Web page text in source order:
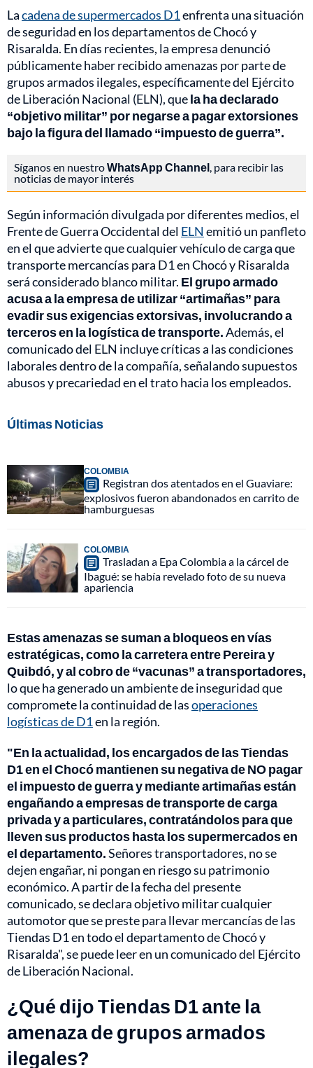
Lacadena de supermercados D1enfrenta una situación
de seguridad en los departamentos de Chocó y
Risaralda. En días recientes, la empresa denunció
públicamente haber recibido amenazas por parte de
grupos armados ilegales, específicamente del Ejército
de Liberación Nacional (ELN), quela ha declarado
“objetivo militar” por negarse a pagar extorsiones
bajo la figura del llamado “impuesto de guerra”.
Síganos en nuestroWhatsApp Channel, para recibir las
noticias de mayor interés
Según información divulgada por diferentes medios, el
Frente de Guerra Occidental del ELN emitió un panfleto
en el que advierte que cualquier vehículo de carga que
transporte mercancías para D1 en Chocó y Risaralda
será considerado blanco militar. El grupo armado
acusa a la empresa de utilizar “artimañas” para
evadir sus exigencias extorsivas, involucrando a
terceros en la logística de transporte.Además, el
comunicado del ELN incluye críticas a las condiciones
laborales dentro de la compañía, señalando supuestos
abusos y precariedad en el trato hacia los empleados.
Últimas Noticias
COLOMBIA
Registran dos atentados en el Guaviare:
explosivos fueron abandonados en carrito de
hamburguesas
COLOMBIA
Trasladan a Epa Colombia a la cárcel de
Ibagué: se había revelado foto de su nueva
apariencia
Estas amenazas se suman a bloqueos en vías
estratégicas, como la carretera entre Pereira y
Quibdó, y al cobro de “vacunas” a transportadores,
lo que ha generado un ambiente de inseguridad que
compromete la continuidad de lasoperaciones
logísticas de D1en la región.
"En la actualidad, los encargados de las Tiendas
D1 en el Chocó mantienen su negativa de NO pagar
el impuesto de guerra y mediante artimañas están
engañando a empresas de transporte de carga
privada y a particulares, contratándolos para que
lleven sus productos hasta los supermercados en
el departamento.Señores transportadores, no se
dejen engañar, ni pongan en riesgo su patrimonio
económico. A partir de la fecha del presente
comunicado, se declara objetivo militar cualquier
automotor que se preste para llevar mercancías de las
Tiendas D1 en todo el departamento de Chocó y
Risaralda", se puede leer en un comunicado del Ejército
de Liberación Nacional.
¿Qué dijo Tiendas D1 ante la
amenaza de grupos armados
ilegales?